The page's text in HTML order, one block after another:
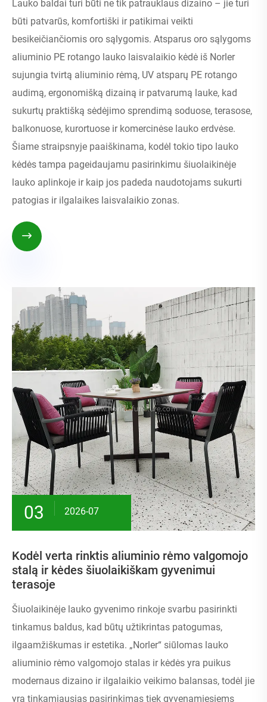
Lauko baldai turi būti ne tik patrauklaus dizaino – jie turi
būti patvarūs, komfortiški ir patikimai veikti
besikeičiančiomis oro sąlygomis. Atsparus oro sąlygoms
aliuminio PE rotango lauko laisvalaikio kėdė iš Norler
sujungia tvirtą aliuminio rėmą, UV atsparų PE rotango
audimą, ergonomišką dizainą ir patvarumą lauke, kad
sukurtų praktišką sėdėjimo sprendimą soduose, terasose,
balkonuose, kurortuose ir komercinėse lauko erdvėse.
Šiame straipsnyje paaiškinama, kodėl tokio tipo lauko
kėdės tampa pageidaujamu pasirinkimu šiuolaikinėje
lauko aplinkoje ir kaip jos padeda naudotojams sukurti
patogias ir ilgalaikes laisvalaikio zonas.

03 2026-07
Kodėl verta rinktis aliuminio rėmo valgomojo
stalą ir kėdes šiuolaikiškam gyvenimui
terasoje
Šiuolaikinėje lauko gyvenimo rinkoje svarbu pasirinkti
tinkamus baldus, kad būtų užtikrintas patogumas,
ilgaamžiškumas ir estetika. „Norler“ siūlomas lauko
aliuminio rėmo valgomojo stalas ir kėdės yra puikus
modernaus dizaino ir ilgalaikio veikimo balansas, todėl jie
yra tinkamiausias pasirinkimas tiek gyvenamiesiems